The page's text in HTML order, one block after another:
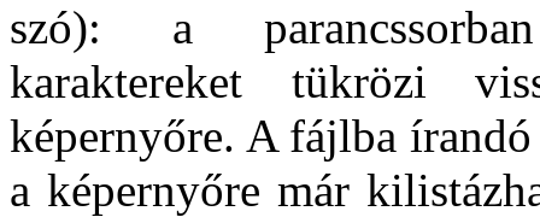
szó): a
karaktereket tükrözi
képernyőre. A fájlba
a képernyőre már